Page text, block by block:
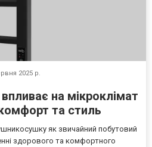
2025 р.
на мікроклімат
та стиль
як звичайний побутовий
здорового та комфортного